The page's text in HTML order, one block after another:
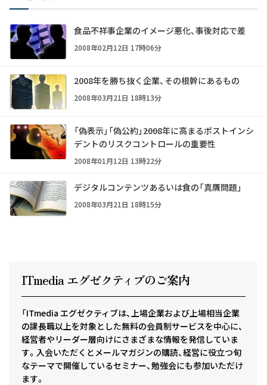
食品不祥事企業のイメージ悪化、事後対応で差
2008年02月12日 17時06分
2008年を勝ち抜く企業、その根幹にあるもの
2008年03月21日 18時13分
「偽表示」「偽公約」――2008年に高まるポストインシ
デントのリスクコントロールの重要性
2008年01月12日 13時22分
デジタルコンテンツあるいは食の「真贋問題」
2008年03月21日 18時15分
ITmedia エグゼクティ ブのご案内
「ITmedia エグゼクティブは、上場企業および上場相当企業
の課長職以上を対象とした無料の会員制サービスを中心に、
経営者やリーダー層向けにさまざまな情報を発信していま
す。入会いただくとメールマガジンの購読、経営に役立つ旬
なテーマで開催しているセミナー、勉強会にも参加いただけ
ます。